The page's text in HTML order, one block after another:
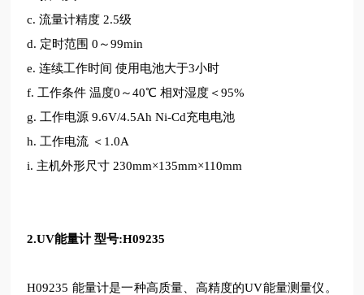
c. 流量计精度 2.5级
d. 定时范围 0～99min
e. 连续工作时间 使用电池大于3小时
f. 工作条件 温度0～40℃ 相对湿度＜95%
g. 工作电源 9.6V/4.5Ah Ni-Cd充电电池
h. 工作电流 ＜ 1.0A
i. 主机外形尺寸 230mm×135mm×110mm
2.UV能量计 型号:H09235
H09235 能量计是一种高质量、高精度的UV能量测量仪。